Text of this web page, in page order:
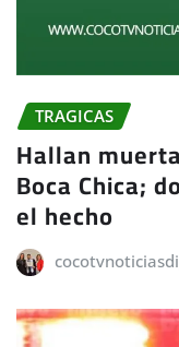
TRAGICAS
Hallan
Boca Chica;
el hecho